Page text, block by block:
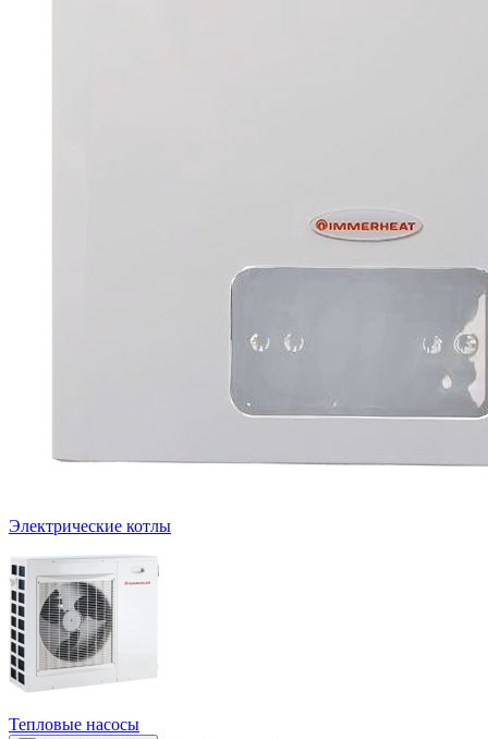
Электрические котлы
Тепловые насосы